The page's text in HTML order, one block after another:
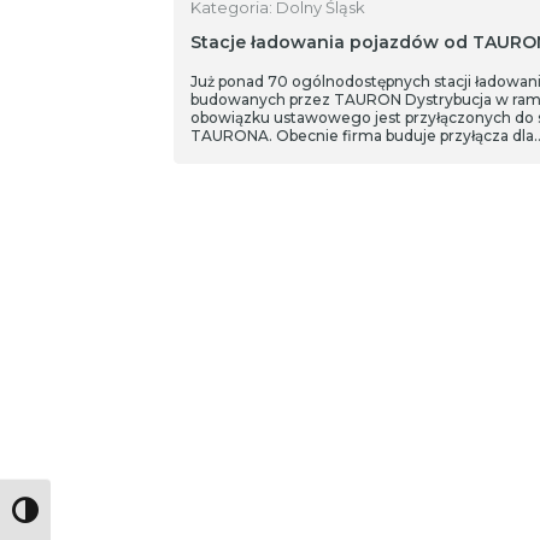
Toggle High Contrast
Kategoria: Dolny Śląsk
Stacje ładowania pojazdów od
Już ponad 70 ogólnodostępnych stacji
budowanych przez TAURON Dystrybucja w
obowiązku ustawowego jest przyłączonych do
TAURONA. Obecnie firma buduje przyłącza dla